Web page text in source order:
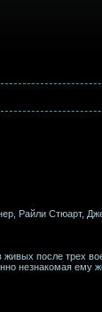
Райли Стюарт,
живых после трех
незнакомая